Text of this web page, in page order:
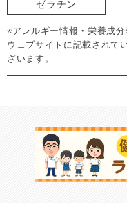
ゼラチン
※アレルギー情報・栄養成
ウェブサイトに記載されて
ざいます。